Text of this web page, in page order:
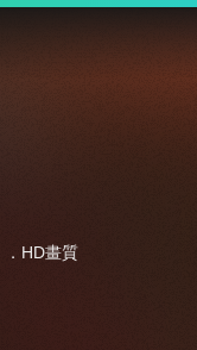
．HD畫質